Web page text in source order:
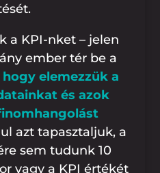
a KPI-nket – jelen
ember tér be a
elemezzük a
és azok
azt tapasztaljuk, a
sem tudunk 10
vagy a KPI értékét